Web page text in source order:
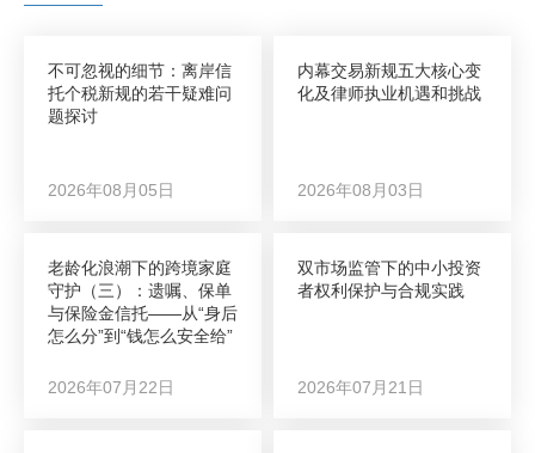
不可忽视的细节：离岸信
托个税新规的若干疑难问
题探讨
2026年08月05日
内幕交易新规五大核心变
化及律师执业机遇和挑战
2026年08月03日
老龄化浪潮下的跨境家庭
守护（三）：遗嘱、保单
与保险金信托——从“身后
怎么分”到“钱怎么安全给”
2026年07月22日
双市场监管下的中小投资
者权利保护与合规实践
2026年07月21日